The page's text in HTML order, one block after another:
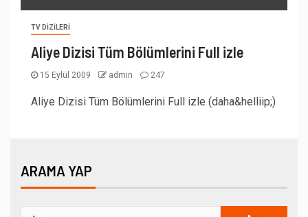
TV DIZILERI
Aliye Dizisi Tüm Bölümlerini Full izle
15 Eylül 2009 admin 247
Aliye Dizisi Tüm Bölümlerini Full izle (daha&helliip;)
ARAMA YAP